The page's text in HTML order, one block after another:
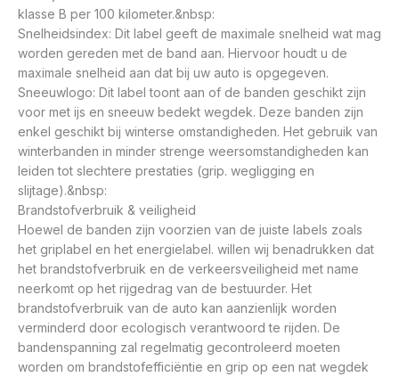
klasse B per 100 kilometer.&nbsp:
Snelheidsindex: Dit label geeft de maximale snelheid wat mag
worden gereden met de band aan. Hiervoor houdt u de
maximale snelheid aan dat bij uw auto is opgegeven.
Sneeuwlogo: Dit label toont aan of de banden geschikt zijn
voor met ijs en sneeuw bedekt wegdek. Deze banden zijn
enkel geschikt bij winterse omstandigheden. Het gebruik van
winterbanden in minder strenge weersomstandigheden kan
leiden tot slechtere prestaties (grip. wegligging en
slijtage).&nbsp:
Brandstofverbruik & veiligheid
Hoewel de banden zijn voorzien van de juiste labels zoals
het griplabel en het energielabel. willen wij benadrukken dat
het brandstofverbruik en de verkeersveiligheid met name
neerkomt op het rijgedrag van de bestuurder. Het
brandstofverbruik van de auto kan aanzienlijk worden
verminderd door ecologisch verantwoord te rijden. De
bandenspanning zal regelmatig gecontroleerd moeten
worden om brandstofefficiëntie en grip op een nat wegdek